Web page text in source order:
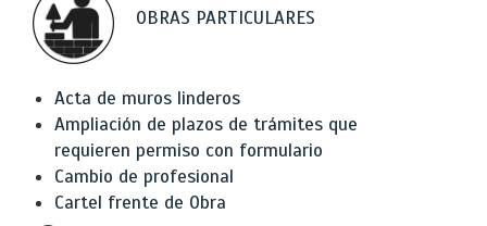
OBRAS PARTICULARES
Acta de muros linderos
Ampliación de plazos de trámites que
requieren permiso con formulario
Cambio de profesional
Cartel frente de Obra